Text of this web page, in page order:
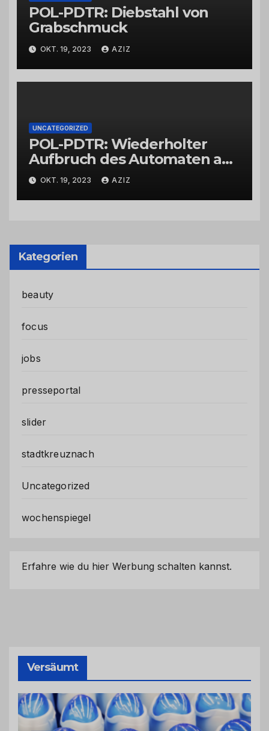
POL-PDTR: Diebstahl von
Grabschmuck
OKT. 19, 2023 AZIZ
UNCATEGORIZED
POL-PDTR: Wiederholter
Aufbruch des Automaten am
Wohnmobilstellplatz in
Hermeskeil am Labachweg
OKT. 19, 2023 AZIZ
Kategorien
beauty
focus
jobs
presseportal
slider
stadtkreuznach
Uncategorized
wochenspiegel
Erfahre wie du hier Werbung schalten kannst.
Versäumt